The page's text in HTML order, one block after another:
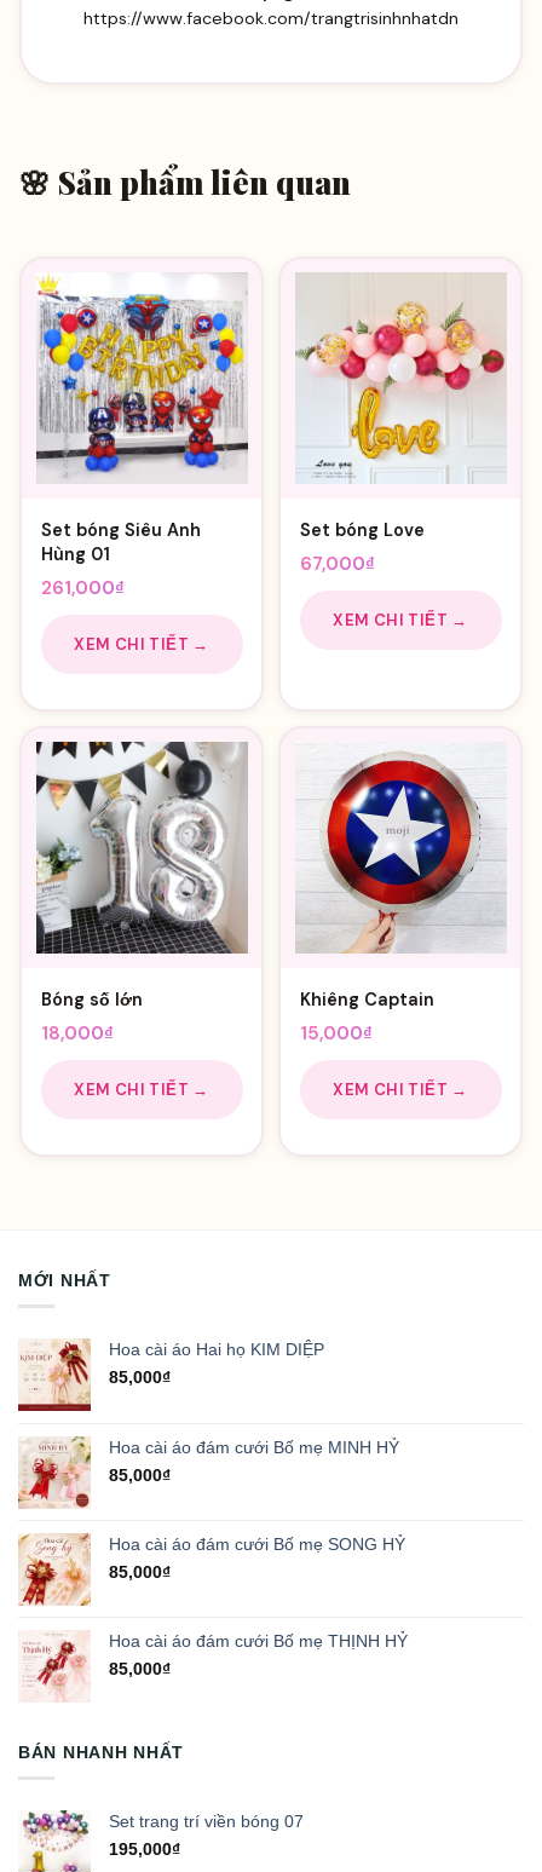
https://www.facebook.com/trangtrisinhnhatdn
🌸 Sản phẩm liên quan
Set bóng Siêu Anh
Hùng 01
261,000₫
XEM CHI TIẾT →
Set bóng Love
67,000₫
XEM CHI TIẾT →
Bóng số lớn
18,000₫
XEM CHI TIẾT →
Khiêng Captain
15,000₫
XEM CHI TIẾT →
MỚI NHẤT
Hoa cài áo Hai họ KIM DIỆP
85,000₫
Hoa cài áo đám cưới Bố mẹ MINH HỶ
85,000₫
Hoa cài áo đám cưới Bố mẹ SONG HỶ
85,000₫
Hoa cài áo đám cưới Bố mẹ THỊNH HỶ
85,000₫
BÁN NHANH NHẤT
Set trang trí viền bóng 07
195,000₫